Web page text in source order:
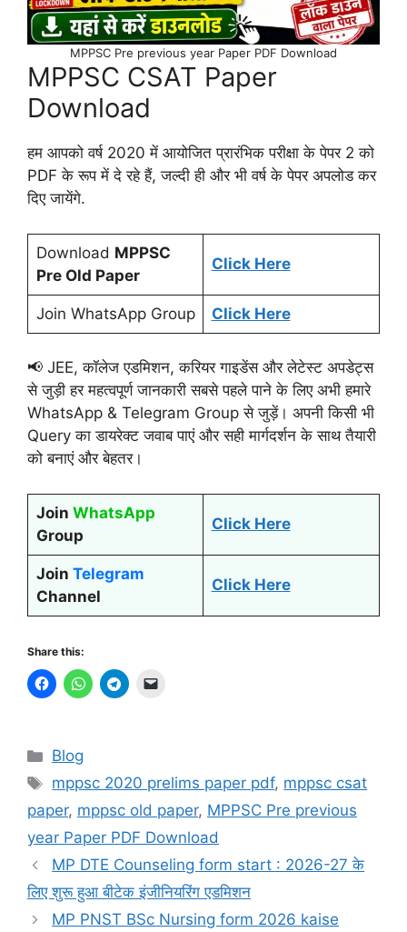
MPPSC Pre previous year Paper PDF Download
MPPSC CSAT Paper
Download
हम आपको वर्ष 2020 में आयोजित प्रारंभिक परीक्षा के पेपर 2 को
PDF के रूप में दे रहे हैं, जल्दी ही और भी वर्ष के पेपर अपलोड कर
दिए जायेंगे.
Download MPPSC
Pre Old Paper
Click Here
Join WhatsApp Group Click Here
📢 JEE, कॉलेज एडमिशन, करियर गाइडेंस और लेटेस्ट अपडेट्स
से जुड़ी हर महत्वपूर्ण जानकारी सबसे पहले पाने के लिए अभी हमारे
WhatsApp & Telegram Group से जुड़ें। अपनी किसी भी
Query का डायरेक्ट जवाब पाएं और सही मार्गदर्शन के साथ तैयारी
को बनाएं और बेहतर।
Join WhatsApp
Group
Click Here
Join Telegram
Channel
Click Here
Share this:
Categories
Blog
Tags
mppsc 2020 prelims paper pdf, mppsc csat
paper, mppsc old paper, MPPSC Pre previous
year Paper PDF Download
MP DTE Counseling form start : 2026-27 के
लिए शुरू हुआ बीटेक इंजीनियरिंग एडमिशन
MP PNST BSc Nursing form 2026 kaise